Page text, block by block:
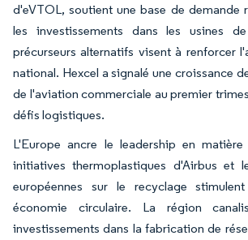
d'eVTOL, soutient une base de demande
les investissements dans les usines
précurseurs alternatifs visent à renforcer
national. Hexcel a signalé une croissance
de l'aviation commerciale au premier
défis logistiques.
L'Europe ancre le leadership en
initiatives thermoplastiques d'Airbus et
européennes sur le recyclage
économie circulaire. La région
investissements dans la fabrication de